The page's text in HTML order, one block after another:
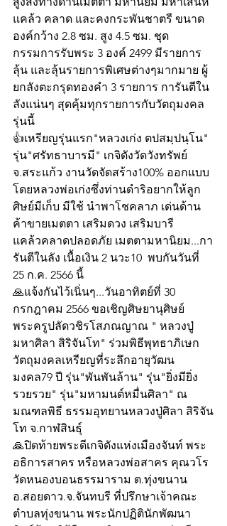
แคล้ว คลาด และคงกระพันชาตรี ขนาด
องค์กว้าง 2.8 ซม. สูง 4.5 ซม. ชุด
กรรมการรับพระ 3 องค์ 2499 มีรายการ
ลุ้น และลุ้นรายการพิเศษต่างๆมากมาย ผู้
ยกลังตะกรุดทองคำ 3 รายการ การันตีใน
ลังแน่นๆ สุดคุ้มทุกรายการกับวัตถุมงคล
รุ่นนี้
👍เหรียญรุ่นแรก"หลวงเก่ง ตปสมฺปนฺโน"
รุ่น"ศรัทธาบารมี" เกจิดังวัดวังทรัพย์
จ.สระแก้ว งานวัดจัดสร้าง100% ออกแบบ
โดยหลวงพ่อเก่งซึ่งท่านดำริอยากให้ลูก
ศิษย์มีเก็บ มีใช้ นำพาโชคลาภ เด่นด้าน
ค้าขายเมตตา เสริมดวง เสริมบารี
แคล้วคลาดปลอดภัย เมตตามหานิยม...กา
รันตีในลัง เนื้อเงิน 2 นวะ10  พบกันวันที่
25 ก.ค. 2566 นี้
🙏แจ้งกันไว้เนิ่นๆ...วันอาทิตย์ที่ 30
กรกฎาคม 2566 ขอเชิญศิษยานุศิษย์
พระครูปลัดวชิรโสภณญาณ " หลวงปู่
มหาศิลา สิริจันโท" ร่วมพิธีพุทธาภิเษก
วัตถุมงคลเหรียญที่ระลึกอายุวัฒน
มงคล79 ปี รุ่น"พันพันล้าน" รุ่น"ยิ่งมียิ่ง
รวยรวย" รุ่น"มหามนต์หมื่นศิลา" ณ
มณฑลพิธี ธรรมอุทยานหลวงปู่ศิลา สิริจัน
โท จ.กาฬสินธุ์
🙏ปิดท้ายพระดีเกจิดังแห่งเมืองจันท์ พระ
อธิการสาคร หรือหลวงพ่อสาคร คุณวโร
วัดหนองบอนธรรมาราม ต.ทุ่งขนาน
อ.สอยดาว.จ.จันทบรี ที่ปรึกษาเจ้าคณะ
ตำบลทุ่งขนาน พระนักปฏิตินักพัฒนา